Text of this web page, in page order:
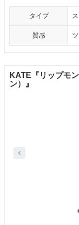
タイプ
質感
KATE『リップモ
ン）』